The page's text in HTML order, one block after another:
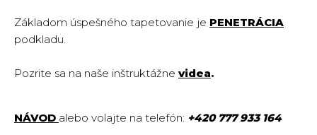
Základom úspešného tapetovanie je PENETRÁCIA
podkladu.
Pozrite sa na naše inštruktážne videa.
NÁVOD alebo volajte na telefón: +420 777 933 164